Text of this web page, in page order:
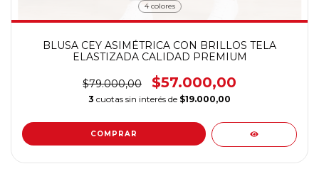
4 colores
BLUSA CEY ASIMÉTRICA CON BRILLOS TELA
ELASTIZADA CALIDAD PREMIUM
$79.000,00 $57.000,00
3 cuotas sin interés de $19.000,00
COMPRAR